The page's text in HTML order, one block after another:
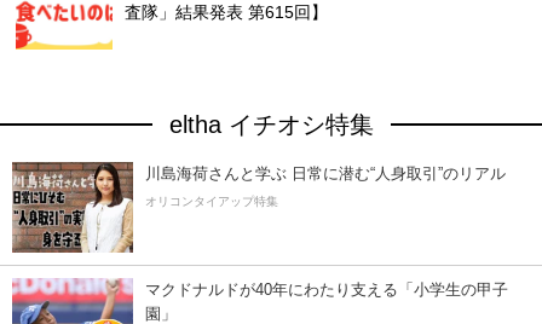
査隊」結果発表 第615回】
eltha イチオシ特集
川島海荷さんと学ぶ 日常に潜む“人身取引”のリアル
オリコンタイアップ特集
マクドナルドが40年にわたり支える「小学生の甲子
園」